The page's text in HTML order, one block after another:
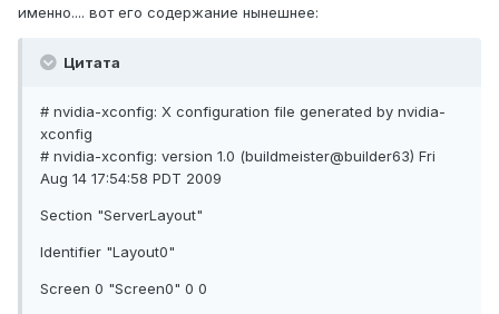
именно.... вот его содержание нынешнее:
Цитата
# nvidia-xconfig: X configuration file generated by nvidia-
xconfig
# nvidia-xconfig: version 1.0 (buildmeister@builder63) Fri
Aug 14 17:54:58 PDT 2009
Section "ServerLayout"
Identifier "Layout0"
Screen 0 "Screen0" 0 0